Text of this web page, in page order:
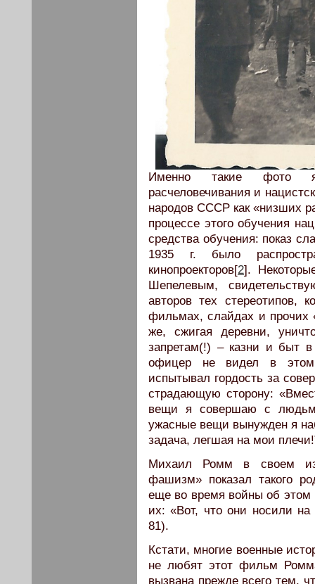
Именно такие фото
расчеловечивания и
народов СССР как «низших
процессе этого обучения
средства обучения: показ
1935 г. было
кинопроекторов[2].
Шепелевым,
авторов тех стереотипов,
фильмах, слайдах и прочих
же, сжигая деревни,
запретам(!) – казни и быт
офицер не видел в этом
испытывал гордость за
страдающую сторону:
вещи я совершаю с
ужасные вещи вынужден я
задача, легшая на мои
Михаил Ромм в своем
фашизм» показал такого
еще во время войны об этом
их: «Вот, что они носили на
81).
Кстати, многие военные
не любят этот фильм
вызвана прежде всего тем,